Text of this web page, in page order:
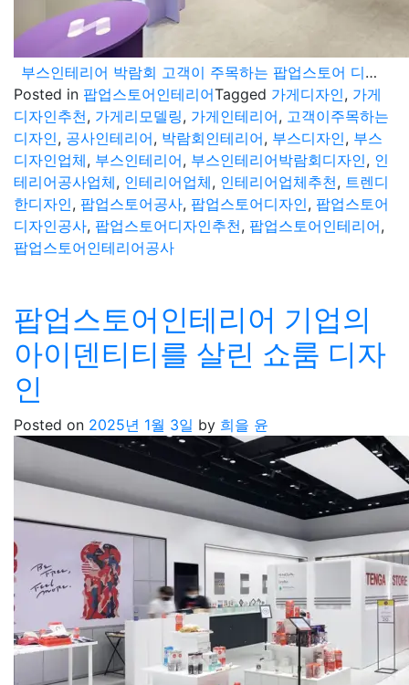
부스인테리어 박람회 고객이 주목하는 팝업스토어 디자인으로 추천합니다
Posted in 팝업스토어인테리어Tagged 가게디자인, 가게
디자인추천, 가게리모델링, 가게인테리어, 고객이주목하는
디자인, 공사인테리어, 박람회인테리어, 부스디자인, 부스
디자인업체, 부스인테리어, 부스인테리어박람회디자인, 인
테리어공사업체, 인테리어업체, 인테리어업체추천, 트렌디
한디자인, 팝업스토어공사, 팝업스토어디자인, 팝업스토어
디자인공사, 팝업스토어디자인추천, 팝업스토어인테리어,
팝업스토어인테리어공사
팝업스토어인테리어 기업의
아이덴티티를 살린 쇼룸 디자
인
Posted on 2025년 1월 3일 by 희을 윤